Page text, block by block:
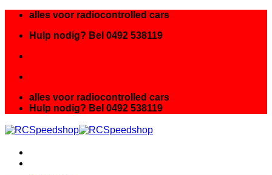
inhoud
alles voor radiocontrolled cars
Hulp nodig? Bel 0492 538119
alles voor radiocontrolled cars
Hulp nodig? Bel 0492 538119